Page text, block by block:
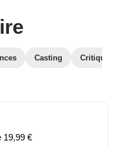
Casting
19,99 €